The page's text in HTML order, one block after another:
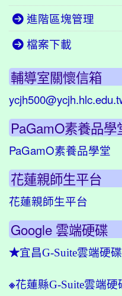
進階區塊管理
檔案下載
輔導室關懷信箱
PaGamO素養品學
PaGamO素養品學堂
花蓮親師生平台
花蓮親師生平台
Google 雲端硬碟
★宜昌G-Suite雲端硬碟
※花蓮縣G-Suite雲端硬